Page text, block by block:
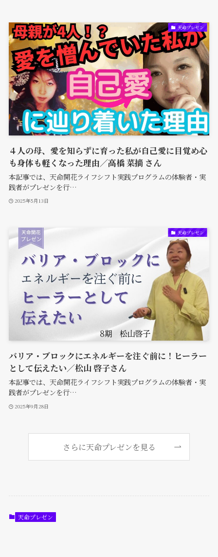
天命プレゼン
４人の母、愛を知らずに育った私が自己愛に目覚め心
も身体も軽くなった理由／高橋 菜摘 さん
本記事では、天命開花ライフシフト実践プログラムの体験者・実
践者がプレゼンを行…
2025年5月13日
天命プレゼン
バリア・ブロックにエネルギーを注ぐ前に！ヒーラー
として伝えたい／松山 啓子さん
本記事では、天命開花ライフシフト実践プログラムの体験者・実
践者がプレゼンを行…
2025年9月28日
さらに天命プレゼンを見る
天命プレゼン